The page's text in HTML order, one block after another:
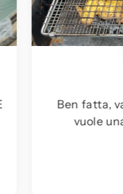
lo consiglio a chi